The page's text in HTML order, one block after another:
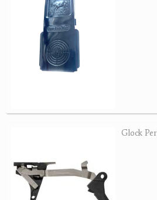
Munition
Bücher, Videos
Glock